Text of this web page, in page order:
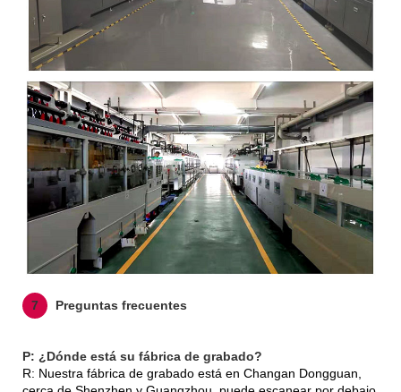
7 Preguntas frecuentes
P: ¿Dónde está su fábrica de grabado?
R: Nuestra fábrica de grabado está en Changan Dongguan,